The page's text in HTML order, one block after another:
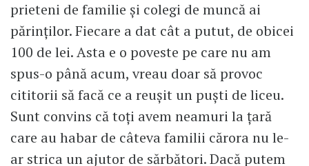
prieteni de familie și colegi de muncă ai
părinților. Fiecare a dat cât a putut, de obicei
100 de lei. Asta e o poveste pe care nu am
spus-o până acum, vreau doar să provoc
cititorii să facă ce a reușit un puști de liceu.
Sunt convins că toți avem neamuri la țară
care au habar de câteva familii cărora nu le-
ar strica un ajutor de sărbători. Dacă putem